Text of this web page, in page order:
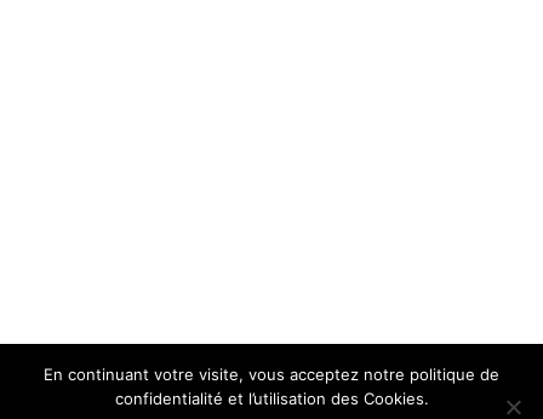
En continuant votre visite, vous acceptez notre politique de
confidentialité et l’utilisation des Cookies.